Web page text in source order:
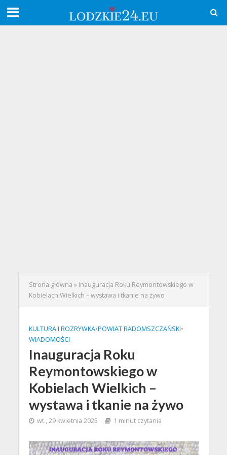
Strona główna » Inauguracja Roku Reymontowskiego w
Kobielach Wielkich – wystawa i tkanie na żywo
KULTURA I ROZRYWKA•POWIAT RADOMSZCZAŃSKI•
WIADOMOŚCI
Inauguracja Roku
Reymontowskiego w
Kobielach Wielkich –
wystawa i tkanie na żywo
wt., 29 kwietnia 2025 1 minut czytania